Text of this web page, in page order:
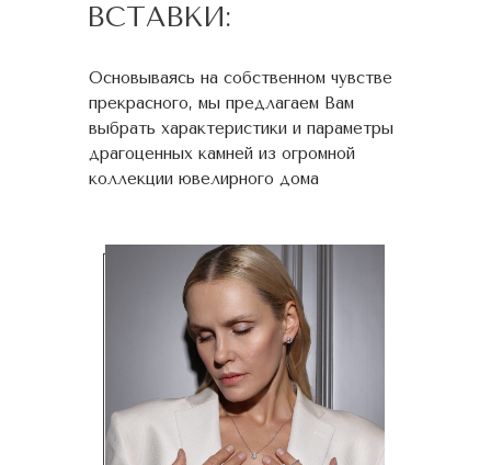
ВСТАВКИ:
Основываясь на собственном чувстве
прекрасного, мы предлагаем Вам
выбрать характеристики и параметры
драгоценных камней из огромной
коллекции ювелирного дома